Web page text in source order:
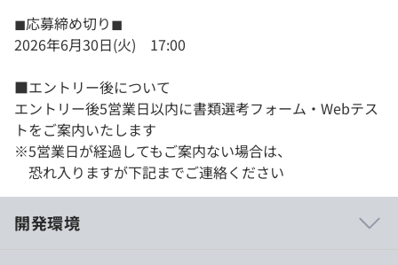
◼︎応募締め切り◼︎
2026年6月30日(火) 17:00
■エントリー後について
エントリー後5営業日以内に書類選考フォーム・Webテス
トをご案内いたします
※5営業日が経過してもご案内ない場合は、
恐れ入りますが下記までご連絡ください
開発環境